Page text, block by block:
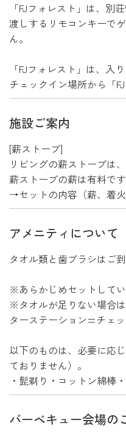
「FJフォレスト」は、
渡しするリモコンキーで
ん。
「FJフォレスト」は、入
チェックイン場所から「
施設ご案内
[薪ストーブ]
リビングの薪ストーブは
薪ストーブの薪は有料で
→セットの内容（薪、着火
アメニティについて
タオル類と歯ブラシはご
※あらかじめセットして
※タオルが足りない場合
ターステーション=チェ
以下のものは、必要に応
ておりません）。
・髭剃り・コットン綿棒
バーベキュー会場の